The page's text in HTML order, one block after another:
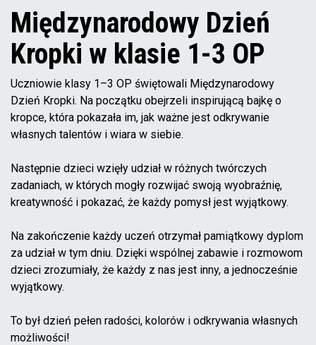
Międzynarodowy Dzień
Kropki w klasie 1-3 OP
Uczniowie klasy 1–3 OP świętowali Międzynarodowy
Dzień Kropki. Na początku obejrzeli inspirującą bajkę o
kropce, która pokazała im, jak ważne jest odkrywanie
własnych talentów i wiara w siebie.
Następnie dzieci wzięły udział w różnych twórczych
zadaniach, w których mogły rozwijać swoją wyobraźnię,
kreatywność i pokazać, że każdy pomysł jest wyjątkowy.
Na zakończenie każdy uczeń otrzymał pamiątkowy dyplom
za udział w tym dniu. Dzięki wspólnej zabawie i rozmowom
dzieci zrozumiały, że każdy z nas jest inny, a jednocześnie
wyjątkowy.
To był dzień pełen radości, kolorów i odkrywania własnych
możliwości!